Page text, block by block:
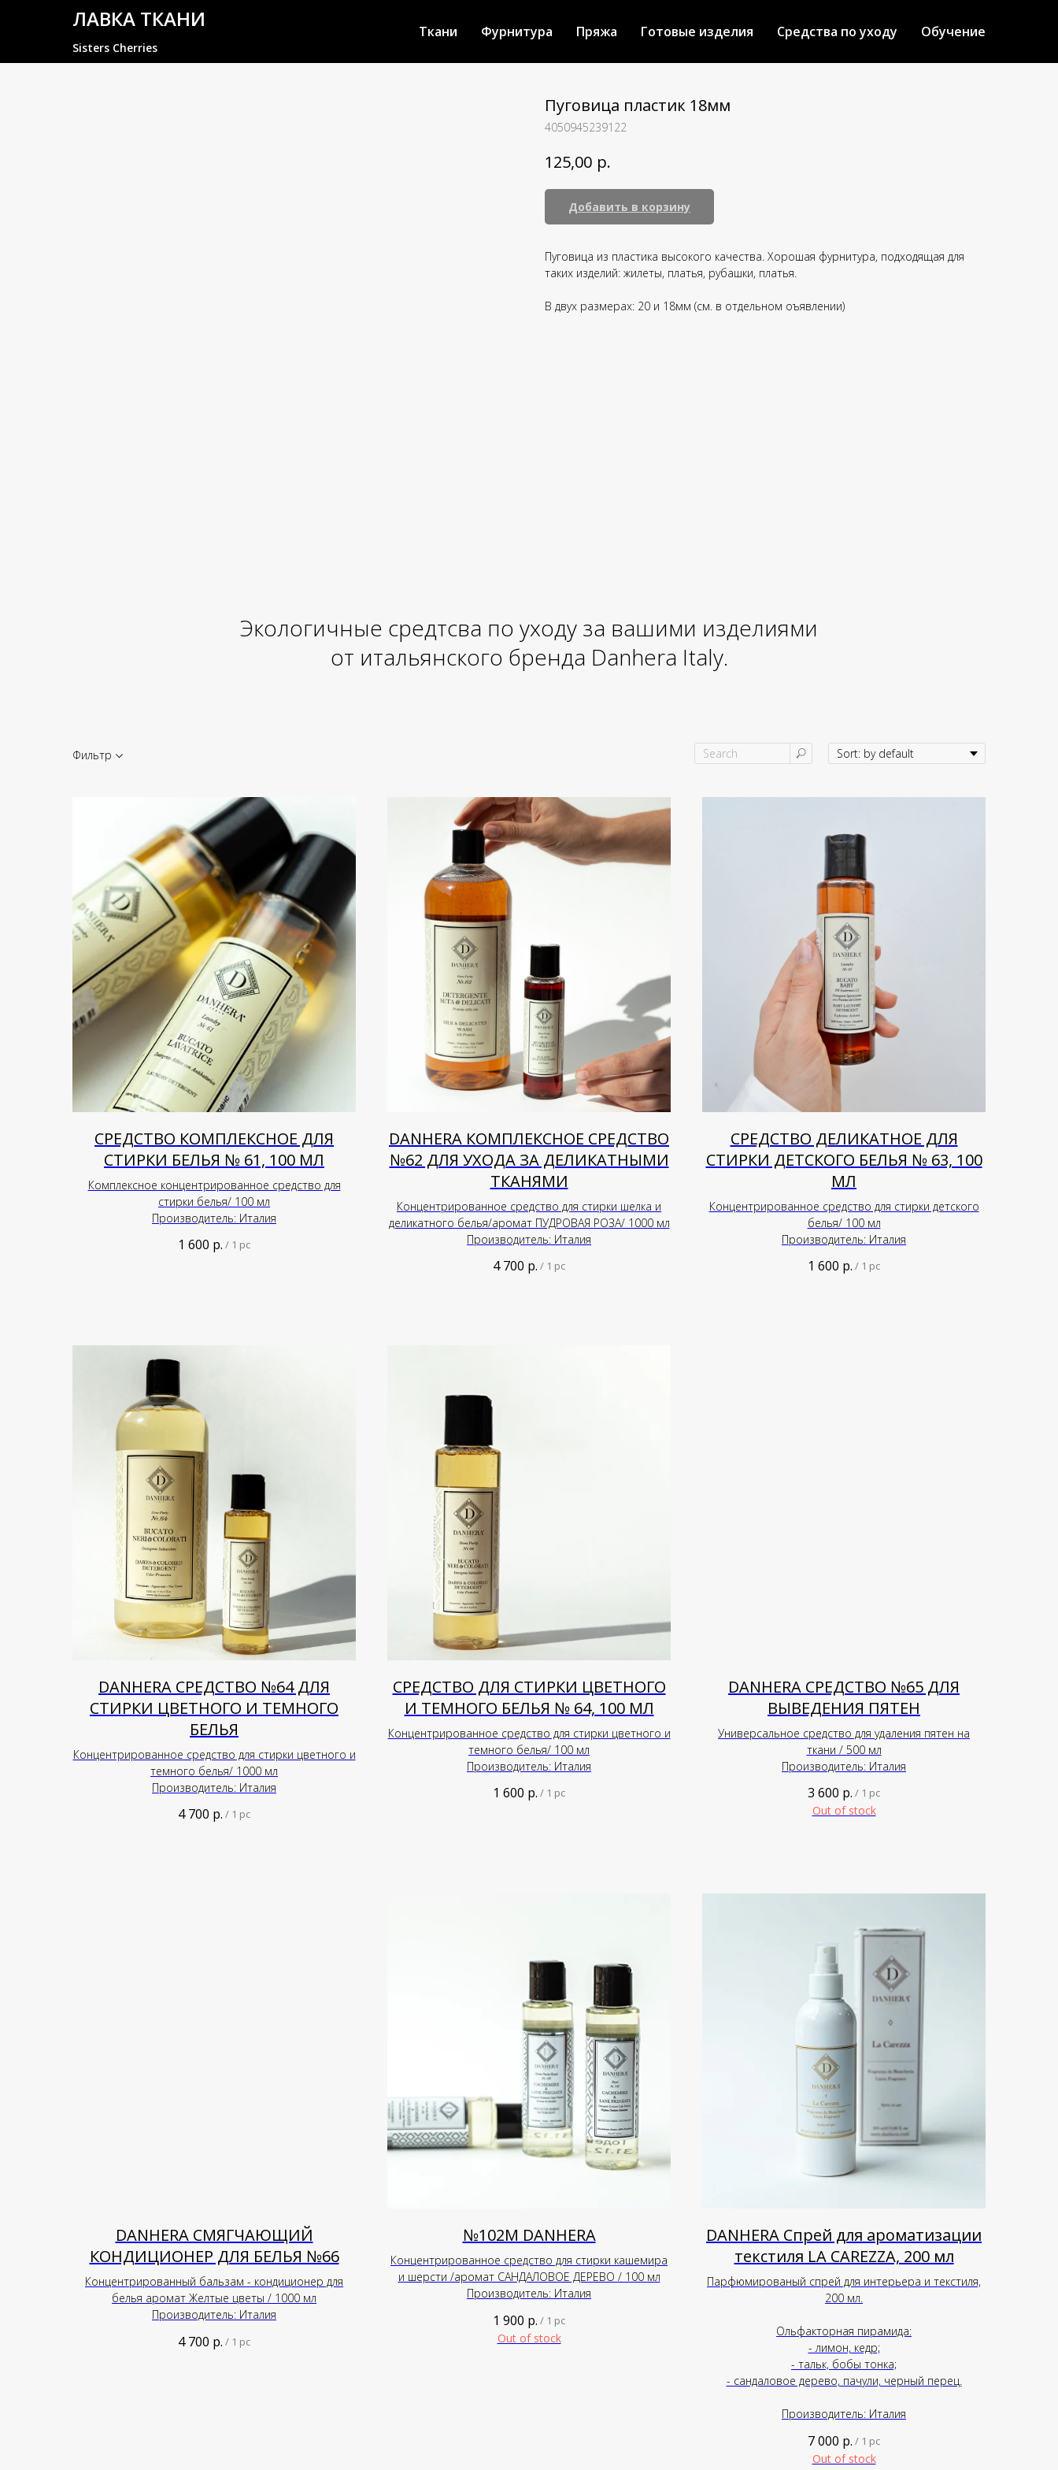
ЛАВКА ТКАНИ
Sisters Cherries
Ткани Фурнитура Пряжа Готовые изделия Средства по уходу Обучение
Пуговица пластик 18мм
4050945239122
125,00 р.
Добавить в корзину
Пуговица из пластика высокого качества. Хорошая фурнитура, подходящая для
таких изделий: жилеты, платья, рубашки, платья.
В двух размерах: 20 и 18мм (см. в отдельном оъявлении)
Экологичные средтсва по уходу за вашими изделиями
от итальянского бренда Danhera Italy.
Фильтр
СРЕДСТВО КОМПЛЕКСНОЕ ДЛЯ
СТИРКИ БЕЛЬЯ № 61, 100 МЛ
Комплексное концентрированное средство для
стирки белья/ 100 мл
Производитель: Италия
1 600 р. / 1 pc
DANHERA КОМПЛЕКСНОЕ СРЕДСТВО
№62 ДЛЯ УХОДА ЗА ДЕЛИКАТНЫМИ
ТКАНЯМИ
Концентрированное средство для стирки шелка и
деликатного белья/аромат ПУДРОВАЯ РОЗА/ 1000 мл
Производитель: Италия
4 700 р. / 1 pc
СРЕДСТВО ДЕЛИКАТНОЕ ДЛЯ
СТИРКИ ДЕТСКОГО БЕЛЬЯ № 63, 100
МЛ
Концентрированное средство для стирки детского
белья/ 100 мл
Производитель: Италия
1 600 р. / 1 pc
DANHERA СРЕДСТВО №64 ДЛЯ
СТИРКИ ЦВЕТНОГО И ТЕМНОГО
БЕЛЬЯ
Концентрированное средство для стирки цветного и
темного белья/ 1000 мл
Производитель: Италия
4 700 р. / 1 pc
СРЕДСТВО ДЛЯ СТИРКИ ЦВЕТНОГО
И ТЕМНОГО БЕЛЬЯ № 64, 100 МЛ
Концентрированное средство для стирки цветного и
темного белья/ 100 мл
Производитель: Италия
1 600 р. / 1 pc
DANHERA СРЕДСТВО №65 ДЛЯ
ВЫВЕДЕНИЯ ПЯТЕН
Универсальное средство для удаления пятен на
ткани / 500 мл
Производитель: Италия
3 600 р. / 1 pc
Out of stock
DANHERA СМЯГЧАЮЩИЙ
КОНДИЦИОНЕР ДЛЯ БЕЛЬЯ №66
Концентрированный бальзам - кондиционер для
белья аромат Желтые цветы / 1000 мл
Производитель: Италия
4 700 р. / 1 pc
№102М DANHERA
Концентрированное средство для стирки кашемира
и шерсти /аромат САНДАЛОВОЕ ДЕРЕВО / 100 мл
Производитель: Италия
1 900 р. / 1 pc
Out of stock
DANHERA Спрей для ароматизации
текстиля LA CAREZZA, 200 мл
Парфюмированый спрей для интерьера и текстиля,
200 мл.
Ольфакторная пирамида:
- лимон, кедр;
- тальк, бобы тонка;
- сандаловое дерево, пачули, черный перец.
Производитель: Италия
7 000 р. / 1 pc
Out of stock